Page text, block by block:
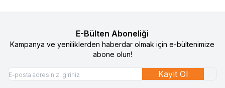
E-Bülten Aboneliği
Kampanya ve yeniliklerden haberdar olmak için e-bültenimize
abone olun!
Kayıt Ol